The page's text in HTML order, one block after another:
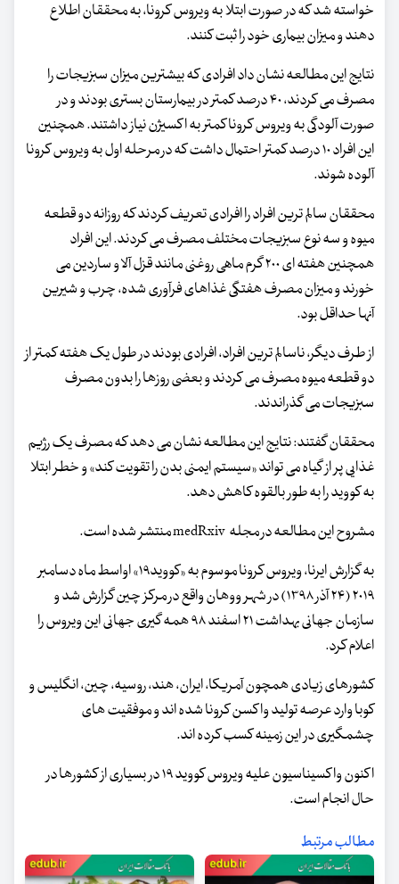
خواسته شد که در صورت ابتلا به ویروس کرونا، به محققان اطلاع
دهند و میزان بیماری خود را ثبت کنند.
نتایج این مطالعه نشان داد افرادی که بیشترین میزان سبزیجات را
مصرف می کردند، ۴۰ درصد کمتر در بیمارستان بستری بودند و در
صورت آلودگی به ویروس کرونا کمتر به اکسیژن نیاز داشتند. همچنین
این افراد ۱۰ درصد کمتر احتمال داشت که در مرحله اول به ویروس کرونا
آلوده شوند.
محققان سالم ترین افراد را افرادی تعریف کردند که روزانه دو قطعه
میوه و سه نوع سبزیجات مختلف مصرف می کردند. این افراد
همچنین هفته ای ۲۰۰ گرم ماهی روغنی مانند قزل آلا و ساردین می
خورند و میزان مصرف هفتگی غذاهای فرآوری شده، چرب و شیرین
آنها حداقل بود.
از طرف دیگر، ناسالم ترین افراد، افرادی بودند در طول یک هفته کمتر از
دو قطعه میوه مصرف می کردند و بعضی روزها را بدون مصرف
سبزیجات می گذراندند.
محققان گفتند: نتایج این مطالعه نشان می دهد که مصرف یک رژیم
غذایی پر از گیاه می تواند «سیستم ایمنی بدن را تقویت کند» و خطر ابتلا
به کووید را به طور بالقوه کاهش دهد.
مشروح این مطالعه در مجله medRxiv منتشر شده است.
به گزارش ایرنا، ویروس کرونا موسوم به «کووید۱۹» اواسط ماه دسامبر
۲۰۱۹ (۲۴ آذر ۱۳۹۸) در شهر ووهان واقع در مرکز چین گزارش شد و
سازمان جهانی بهداشت ۲۱ اسفند ۹۸ همه گیری جهانی این ویروس را
اعلام کرد.
کشورهای زیادی همچون آمریکا، ایران، هند، روسیه، چین، انگلیس و
کوبا وارد عرصه تولید واکسن کرونا شده اند و موفقیت های
چشمگیری در این زمینه کسب کرده اند.
اکنون واکسیناسیون علیه ویروس کووید ۱۹ در بسیاری از کشورها در
حال انجام است.
مطالب مرتبط